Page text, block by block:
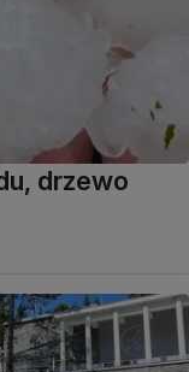
drzewo